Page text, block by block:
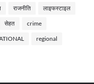
राजनीति लाइफस्टाइल
सेहत crime
regional